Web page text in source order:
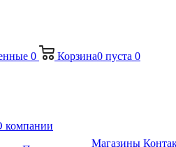
0 Корзина0 пуста 0
компании
Магазины